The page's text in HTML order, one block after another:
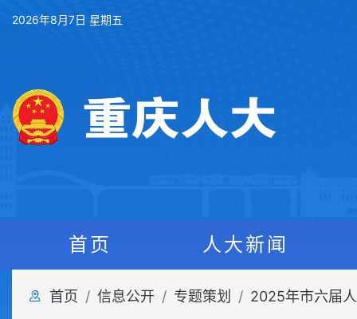
2026年8月7日 星期五
首页 人大新闻
首页 信息公开 专题策划 2025年市六届